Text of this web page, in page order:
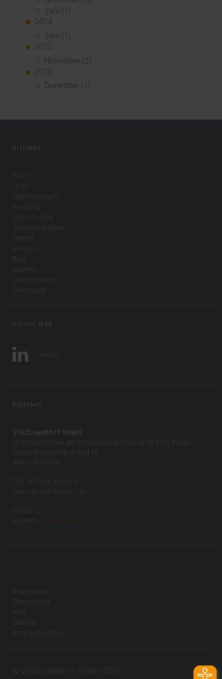
Juni (1)
2014
Juni (1)
2012
November (2)
2010
Dezember (1)
SITEMAP
PACS
HCM
Mammography
Beratung
JiveX on Tour
JiveX live erleben
Partner
Services
Blog
Karriere
Unternehmen
Downloads
SOCIAL WEB
LinkedIn
KONTAKT
VISUS Health IT GmbH
ein Unternehmen der CompuGroup Medical SE & Co. KGaA
Gesundheitscampus-Süd 15
44801 Bochum
TEL +49 234 93693-0
FAX +49 234 93693-199
E-Mail:
info(at)visus.com
Internet:
www.visus.com
Impressum
Datenschutz
AGB
Sitemap
Ansprechpartner
© VISUS Health IT GmbH 2026